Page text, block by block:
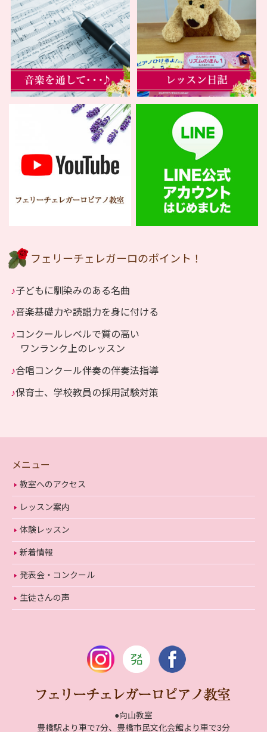
フェリーチェレガーロのポイント！
♪子どもに馴染みのある名曲
♪音楽基礎力や読譜力を身に付ける
♪コンクールレベルで質の高い
ワンランク上のレッスン
♪合唱コンクール伴奏の伴奏法指導
♪保育士、学校教員の採用試験対策
メニュー
教室へのアクセス
レッスン案内
体験レッスン
新着情報
発表会・コンクール
生徒さんの声
●向山教室
豊橋駅より車で7分、豊橋市民文化会館より車で3分